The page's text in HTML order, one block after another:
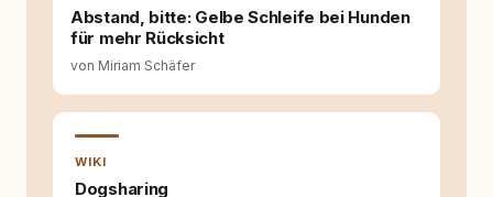
für ein Zusammenleben, das beiden guttut.
Abstand, bitte: Gelbe Schleife bei Hunden
für mehr Rücksicht
von Miriam Schäfer
WIKI
Dogsharing